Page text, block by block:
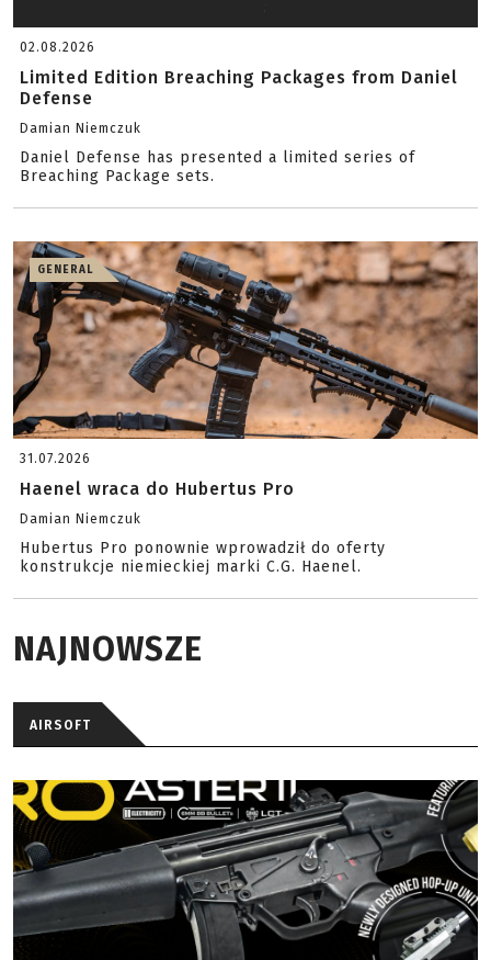
02.08.2026
Limited Edition Breaching Packages from Daniel
Defense
Damian Niemczuk
Daniel Defense has presented a limited series of
Breaching Package sets.
GENERAL
31.07.2026
Haenel wraca do Hubertus Pro
Damian Niemczuk
Hubertus Pro ponownie wprowadził do oferty
konstrukcje niemieckiej marki C.G. Haenel.
NAJNOWSZE
AIRSOFT